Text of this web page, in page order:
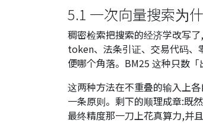
5.1 一次向量搜索为
稠密检索把搜索的经济学改写
token、法条引证、交易代码
便哪个角落。BM25 这种只数「
这两种方法在不重叠的输入上
一条原则。剩下的顺理成章:既
最终精度那一刀上花真算力,并